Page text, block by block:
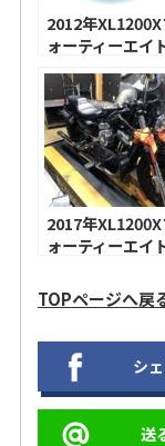
2012年XL1200X
ォーティーエイ
のチューニング
2017年XL1200X
ォーティーエイ
スクリーミンイ
グル エクストリ
リーナーキット
ゼル、コブラ ３
ンチスリップオ
ン！
TOPページへ戻
シ
送